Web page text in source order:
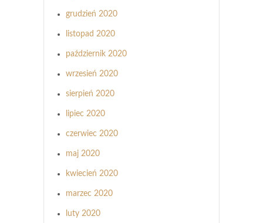
grudzień 2020
listopad 2020
październik 2020
wrzesień 2020
sierpień 2020
lipiec 2020
czerwiec 2020
maj 2020
kwiecień 2020
marzec 2020
luty 2020